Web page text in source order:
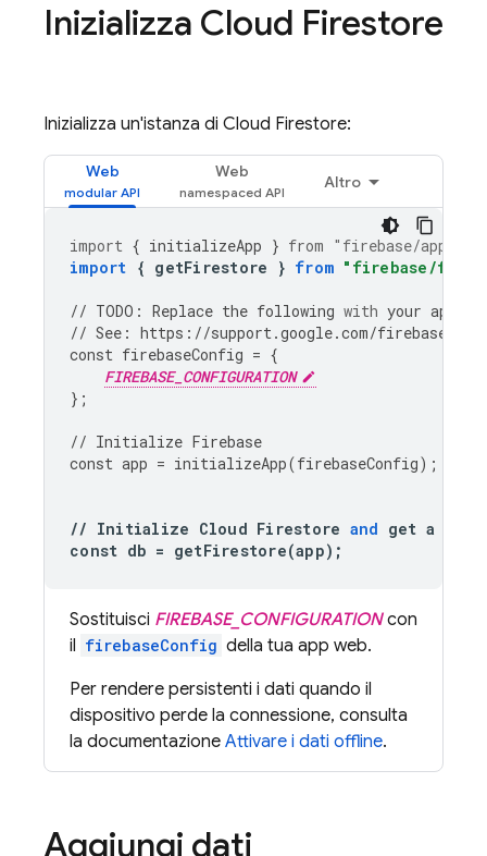
Inizializza Cloud Firestore
Inizializza un'istanza di Cloud Firestore:
Web Web
Altro
import { initializeApp } from "firebase/app"
import { getFirestore } from "firebase/
// TODO : Replace the following with your app
// See : https : //support.google.com/firebase
const firebaseConfig = {
FIREBASE_CONFIGURATION
};
// Initialize Firebase
const app = initializeApp(firebaseConfig);
// Initialize Cloud Firestore and get a
const db = getFirestore(app);
Sostituisci FIREBASE_CONFIGURATIONcon
il firebaseConfig della tua app web.
Per rendere persistenti i dati quando il
dispositivo perde la connessione, consulta
la documentazione Attivare i dati offline.
Aggiungi dati